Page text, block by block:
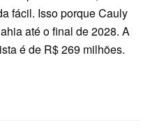
fácil. Isso porque Cauly
até o final de 2028. A
é de R$ 269 milhões.